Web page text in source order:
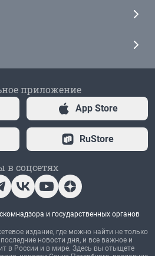
приложение
App Store
RuStore
в соцсетях
и государственных органов
издание, где можно найти не только
новости дня, и все важное и
в России и в мире. Здесь вы отыщете